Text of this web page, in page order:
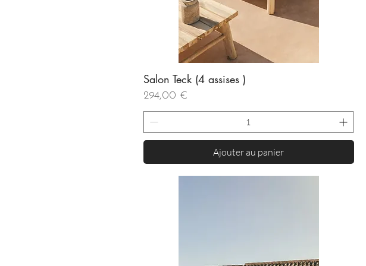
Aperçu rapide
Salon Teck (4 assises )
Prix
294,00 €
Ajouter au panier